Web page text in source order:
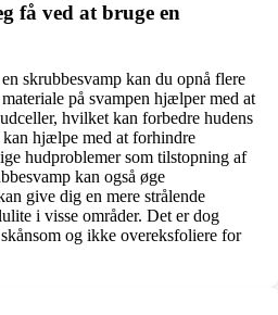
få ved at bruge en
skrubbesvamp kan du opnå flere
på svampen hjælper med at
hvilket kan forbedre hudens
kan hjælpe med at forhindre
hudproblemer som tilstopning af
kan også øge
give dig en mere strålende
i visse områder. Det er dog
og ikke overeksfoliere for